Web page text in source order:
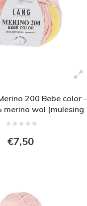
200 Bebe color -
merino wol (mulesing
- Roze - Geel
€7,50